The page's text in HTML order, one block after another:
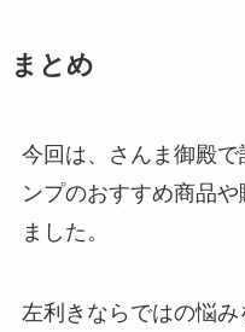
まとめ
今回は、さんま御殿
ンプのおすすめ商品
ました。
左利きならではの悩